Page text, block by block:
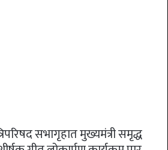
सभागृहात मुख्यमंत्री समृद्ध